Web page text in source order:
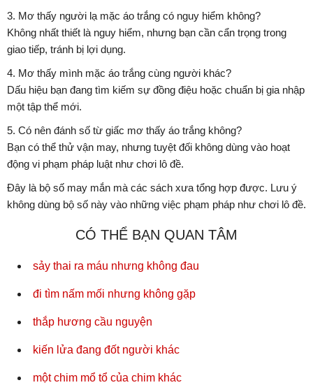
3. Mơ thấy người lạ mặc áo trắng có nguy hiểm không?
Không nhất thiết là nguy hiểm, nhưng bạn cần cẩn trọng trong
giao tiếp, tránh bị lợi dụng.
4. Mơ thấy mình mặc áo trắng cùng người khác?
Dấu hiệu bạn đang tìm kiếm sự đồng điệu hoặc chuẩn bị gia nhập
một tập thể mới.
5. Có nên đánh số từ giấc mơ thấy áo trắng không?
Bạn có thể thử vận may, nhưng tuyệt đối không dùng vào hoạt
động vi phạm pháp luật như chơi lô đề.
Đây là bộ số may mắn mà các sách xưa tổng hợp được. Lưu ý
không dùng bộ số này vào những việc phạm pháp như chơi lô đề.
CÓ THỂ BẠN QUAN TÂM
sảy thai ra máu nhưng không đau
đi tìm nấm mối nhưng không gặp
thắp hương cầu nguyện
kiến lửa đang đốt người khác
một chim mổ tổ của chim khác